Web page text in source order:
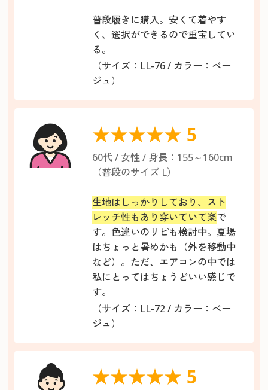
普段履きに購入。安くて着やす
く、選択ができるので重宝してい
る。
（サイズ：LL-76 / カラー：ベー
ジュ）
★★★★★ 5
60代 / 女性 / 身長：155～160cm
（普段のサイズ L）
生地はしっかりしており、スト
レッチ性もあり穿いていて楽で
す。色違いのリピも検討中。夏場
はちょっと暑めかも（外を移動中
など）。ただ、エアコンの中では
私にとってはちょうどいい感じで
す。
（サイズ：LL-72 / カラー：ベー
ジュ）
★★★★★ 5